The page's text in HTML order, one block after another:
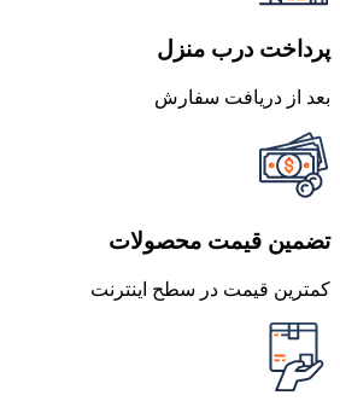
پرداخت درب منزل
بعد از دریافت سفارش
تضمین قیمت محصولات
کمترین قیمت در سطح اینترنت